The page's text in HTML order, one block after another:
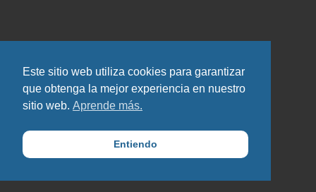
Este sitio web utiliza cookies para garantizar
que obtenga la mejor experiencia en nuestro
sitio web. Aprende más.
Entiendo